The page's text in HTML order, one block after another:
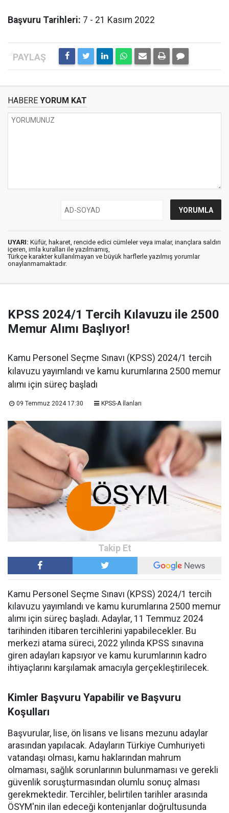
Başvuru Tarihleri: 7 - 21 Kasım 2022
HABERE YORUM KAT
UYARI: Küfür, hakaret, rencide edici cümleler veya imalar, inançlara saldırı
içeren, imla kuralları ile yazılmamış,
Türkçe karakter kullanılmayan ve büyük harflerle yazılmış yorumlar
onaylanmamaktadır.
KPSS 2024/1 Tercih Kılavuzu ile 2500
Memur Alımı Başlıyor!
Kamu Personel Seçme Sınavı (KPSS) 2024/1 tercih
kılavuzu yayımlandı ve kamu kurumlarına 2500 memur
alımı için süreç başladı
09 Temmuz 2024 17:30 KPSS-A İlanları
Kamu Personel Seçme Sınavı (KPSS) 2024/1 tercih
kılavuzu yayımlandı ve kamu kurumlarına 2500 memur
alımı için süreç başladı. Adaylar, 11 Temmuz 2024
tarihinden itibaren tercihlerini yapabilecekler. Bu
merkezi atama süreci, 2022 yılında KPSS sınavına
giren adayları kapsıyor ve kamu kurumlarının kadro
ihtiyaçlarını karşılamak amacıyla gerçekleştirilecek.
Kimler Başvuru Yapabilir ve Başvuru
Koşulları
Başvurular, lise, ön lisans ve lisans mezunu adaylar
arasından yapılacak. Adayların Türkiye Cumhuriyeti
vatandaşı olması, kamu haklarından mahrum
olmaması, sağlık sorunlarının bulunmaması ve gerekli
güvenlik soruşturmasından olumlu sonuç alması
gerekmektedir. Tercihler, belirtilen tarihler arasında
ÖSYM'nin ilan edeceği kontenjanlar doğrultusunda